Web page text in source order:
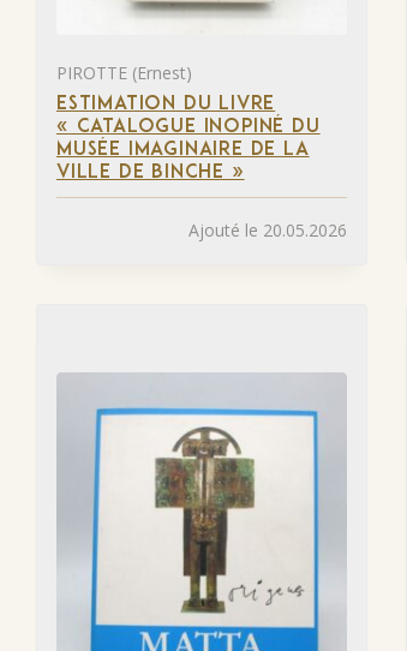
PIROTTE (Ernest)
ESTIMATION DU LIVRE
« CATALOGUE INOPINÉ DU
MUSÉE IMAGINAIRE DE LA
VILLE DE BINCHE »
Ajouté le 20.05.2026